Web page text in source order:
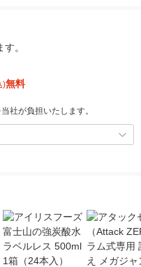
。
)無料
社が負担いたします。